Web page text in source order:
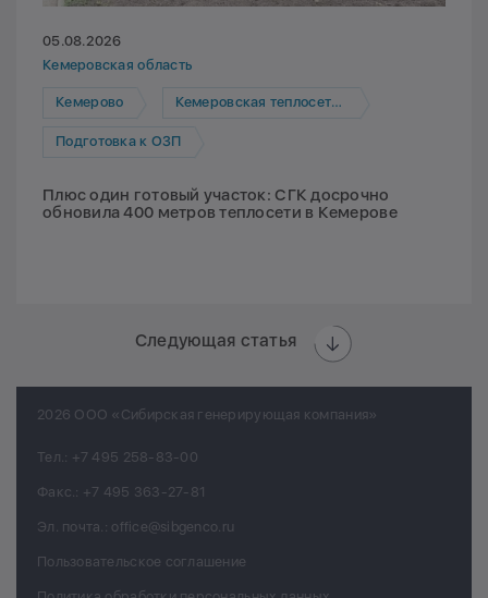
05.08.2026
Кемеровская область
Кемерово Кемеровская теплосетевая компания
Подготовка к ОЗП
Плюс один готовый участок: СГК досрочно
обновила 400 метров теплосети в Кемерове
Следующая статья
2026 ООО «Сибирская генерирующая компания»
Тел.: +7 495 258-83-00
Факс.: +7 495 363-27-81
Эл. почта.: office@sibgenco.ru
Пользовательское соглашение